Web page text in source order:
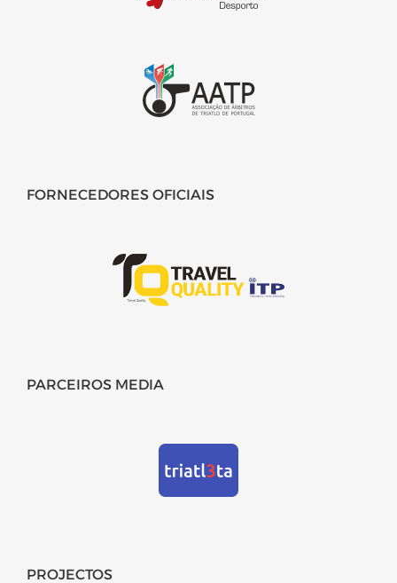
FORNECEDORES OFICIAIS
PARCEIROS MEDIA
PROJECTOS